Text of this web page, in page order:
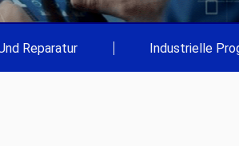
Reparatur Industrielle